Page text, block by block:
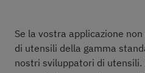
Se la vostra applicazione
di utensili della gamma
nostri sviluppatori di